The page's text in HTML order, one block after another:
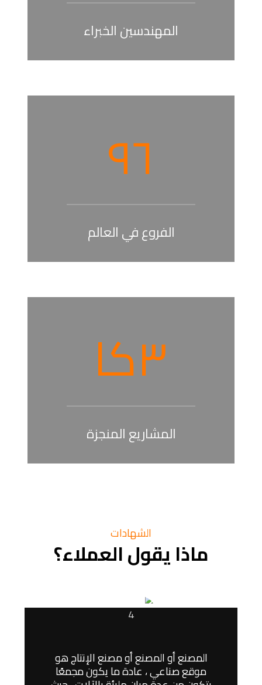
المهندسين الخبراء
٩٦
الفروع في العالم
٣کا
المشاريع المنجزة
الشهادات
ماذا يقول العملاء؟
المصنع أو المصنع أو مصنع الإنتاج هو
موقع صناعي ، عادة ما يكون مجمعًا